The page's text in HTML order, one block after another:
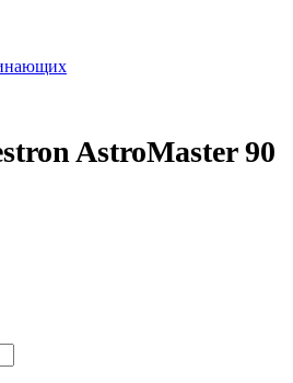
AstroMaster 90